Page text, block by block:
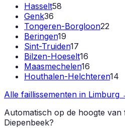
Hasselt58
Genk36
Tongeren-Borgloon22
Beringen19
Sint-Truiden17
Bilzen-Hoeselt16
Maasmechelen16
Houthalen-Helchteren14
Alle faillissementen in Limburg
Automatisch op de hoogte van
Diepenbeek?